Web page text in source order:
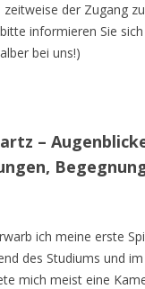
der Zugang
informieren Sie
bei uns!)
–
ich meine erste
des Studiums und
mich meist eine